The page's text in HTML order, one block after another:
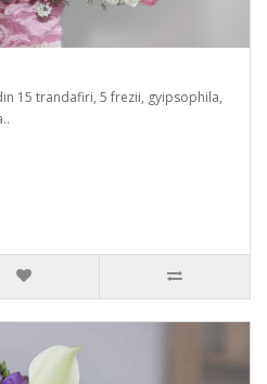
15 trandafiri, 5 frezii, gyipsophila,